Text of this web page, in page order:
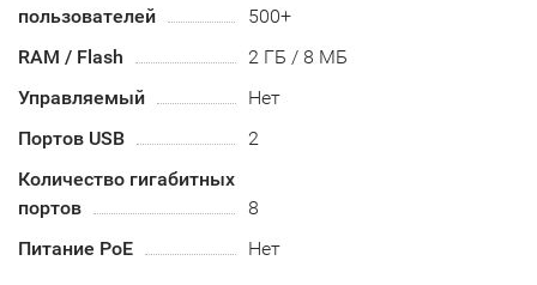
пользователей
500+
RAM / Flash
2 ГБ / 8 МБ
Управляемый
Нет
Портов USB
2
Количество гигабитных
портов
8
Питание PoE
Нет